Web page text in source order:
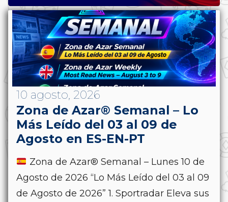
10 agosto, 2026
Zona de Azar® Semanal – Lo
Más Leído del 03 al 09 de
Agosto en ES-EN-PT
Zona de Azar® Semanal – Lunes 10 de
Agosto de 2026 “Lo Más Leído del 03 al 09
de Agosto de 2026” 1. Sportradar Eleva sus